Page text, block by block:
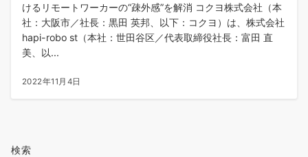
けるリモートワーカーの“疎外感”を解消 コクヨ株式会社（本
社：大阪市／社長：黒田 英邦、以下：コクヨ）は、株式会社
hapi-robo st（本社：世田谷区／代表取締役社長：富田 直
美、以...
2022年11月4日
検索